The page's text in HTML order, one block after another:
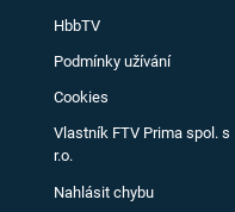
HbbTV
Podmínky užívání
Cookies
Vlastník FTV Prima spol. s
r.o.
Nahlásit chybu